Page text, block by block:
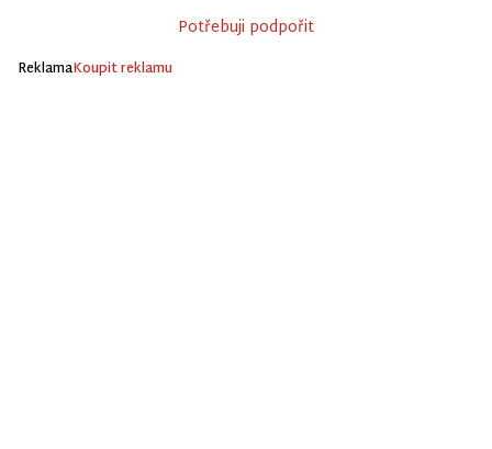
Potřebuji podpořit
ReklamaKoupit reklamu